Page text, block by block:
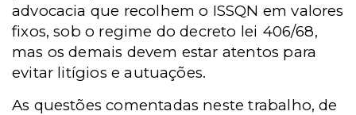
advocacia que recolhem o ISSQN em valores
fixos, sob o regime do decreto lei 406/68,
mas os demais devem estar atentos para
evitar litígios e autuações.
As questões comentadas neste trabalho, de